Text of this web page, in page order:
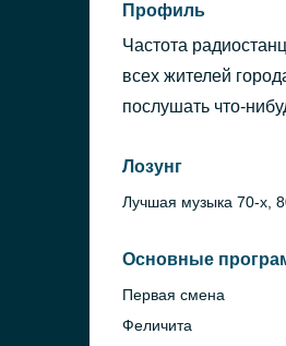
Профиль
Частота
всех жителей
послушать что-
Лозунг
Лучшая музыка 70-х,
Основные
Первая смена
Феличита